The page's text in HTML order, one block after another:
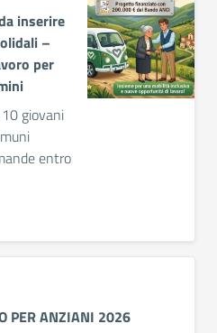
inserire
–
per
giovani
entro
PER ANZIANI 2026